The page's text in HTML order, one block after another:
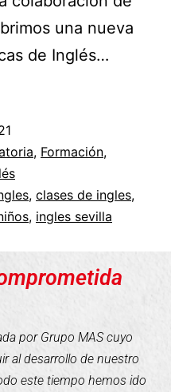
una nueva
de Inglés…
, Formación,
, clases de ingles,
, ingles sevilla
por Grupo MAS cuyo
al desarrollo de nuestro
este tiempo hemos ido